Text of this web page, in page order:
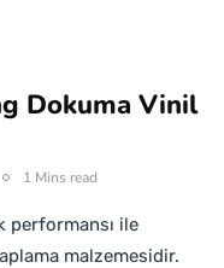
Dokuma Vinil
1 Mins read
performansı ile
malzemesidir.